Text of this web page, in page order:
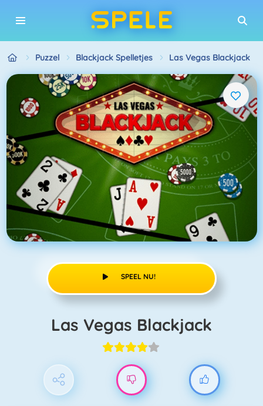
Puzzel Blackjack Spelletjes Las Vegas Blackjack
SPEEL NU!
Las Vegas Blackjack